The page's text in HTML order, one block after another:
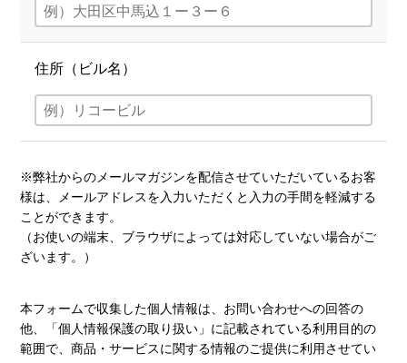
住所（ビル名）
※弊社からのメールマガジンを配信させていただいているお客
様は、メールアドレスを入力いただくと入力の手間を軽減する
ことができます。
（お使いの端末、ブラウザによっては対応していない場合がご
ざいます。）
本フォームで収集した個人情報は、お問い合わせへの回答の
他、「個人情報保護の取り扱い」に記載されている利用目的の
範囲で、商品・サービスに関する情報のご提供に利用させてい